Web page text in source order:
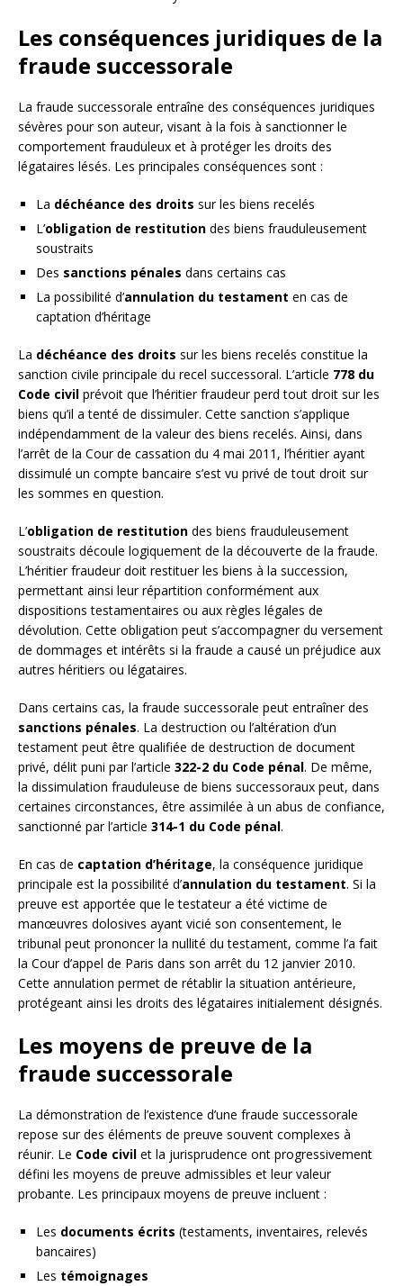
Les conséquences juridiques de la
fraude successorale
La fraude successorale entraîne des conséquences juridiques
sévères pour son auteur, visant à la fois à sanctionner le
comportement frauduleux et à protéger les droits des
légataires lésés. Les principales conséquences sont :
La déchéance des droits sur les biens recelés
L’obligation de restitution des biens frauduleusement
soustraits
Des sanctions pénales dans certains cas
La possibilité d’annulation du testament en cas de
captation d’héritage
La déchéance des droits sur les biens recelés constitue la
sanction civile principale du recel successoral. L’article 778 du
Code civil prévoit que l’héritier fraudeur perd tout droit sur les
biens qu’il a tenté de dissimuler. Cette sanction s’applique
indépendamment de la valeur des biens recelés. Ainsi, dans
l’arrêt de la Cour de cassation du 4 mai 2011, l’héritier ayant
dissimulé un compte bancaire s’est vu privé de tout droit sur
les sommes en question.
L’obligation de restitution des biens frauduleusement
soustraits découle logiquement de la découverte de la fraude.
L’héritier fraudeur doit restituer les biens à la succession,
permettant ainsi leur répartition conformément aux
dispositions testamentaires ou aux règles légales de
dévolution. Cette obligation peut s’accompagner du versement
de dommages et intérêts si la fraude a causé un préjudice aux
autres héritiers ou légataires.
Dans certains cas, la fraude successorale peut entraîner des
sanctions pénales. La destruction ou l’altération d’un
testament peut être qualifiée de destruction de document
privé, délit puni par l’article 322-2 du Code pénal. De même,
la dissimulation frauduleuse de biens successoraux peut, dans
certaines circonstances, être assimilée à un abus de confiance,
sanctionné par l’article 314-1 du Code pénal.
En cas de captation d’héritage, la conséquence juridique
principale est la possibilité d’annulation du testament. Si la
preuve est apportée que le testateur a été victime de
manœuvres dolosives ayant vicié son consentement, le
tribunal peut prononcer la nullité du testament, comme l’a fait
la Cour d’appel de Paris dans son arrêt du 12 janvier 2010.
Cette annulation permet de rétablir la situation antérieure,
protégeant ainsi les droits des légataires initialement désignés.
Les moyens de preuve de la
fraude successorale
La démonstration de l’existence d’une fraude successorale
repose sur des éléments de preuve souvent complexes à
réunir. Le Code civil et la jurisprudence ont progressivement
défini les moyens de preuve admissibles et leur valeur
probante. Les principaux moyens de preuve incluent :
Les documents écrits (testaments, inventaires, relevés
bancaires)
Les témoignages